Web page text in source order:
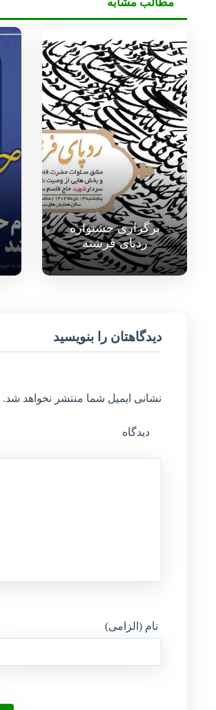
برگزاری جشنواره
ردپای فرشته
دیدگاهتان را بنویسید
نشانی ایمیل شما منتشر نخواهد شد.
دیدگاه
نام (الزامی)